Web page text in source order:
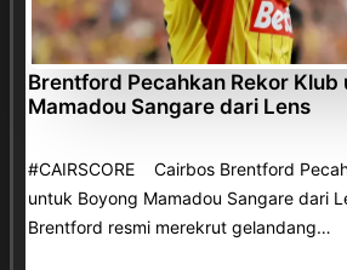
Brentford Pecahkan Rekor Klub
Mamadou Sangare dari Lens
#CAIRSCORE Cairbos Brentford
untuk Boyong Mamadou Sangare dari
Brentford resmi merekrut gelandang…